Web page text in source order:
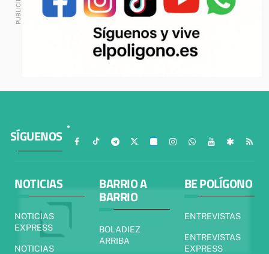
SÍGUENOS
NOTICIAS
NOTICIAS
EXPRESS
NOTICIAS
BARRIO A
BARRIO
BOLADIEZ
ARRIBA
BE POLÍGONO
ENTREVISTAS
ENTREVISTAS
EXPRESS